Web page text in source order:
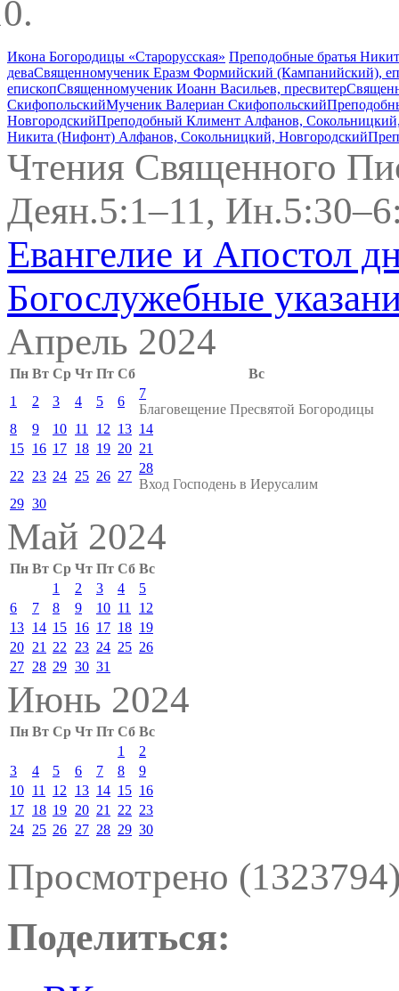
Икона Богородицы «Старорусская» Преподобные братья
деваСвященномученик Еразм Формийский (Кампанийский),
епископСвященномученик Иоанн Васильев, пресвитер
СкифопольскийМученик Валериан Скифопольский
НовгородскийПреподобный Климент Алфанов,
Никита (Нифонт) Алфанов, Сокольницкий, Новгородский
Чтения Священного
Деян.5:1–11,
Евангелие и Апостол
Богослужебные
Апрель 2024
Пн Вт Ср Чт Пт Сб
Вс
1
2 3 4 5 6
7
Благовещение Пресвятой Богородицы
8
9 10 11 12 13 14
15 16 17 18 19 20 21
22
23 24 25 26 27
28
Вход Господень в Иерусалим
29 30
Май 2024
Пн Вт Ср Чт Пт Сб Вс
1
2 3 4
5
6
7 8 9 10 11
12
13 14 15 16 17 18 19
20 21 22 23 24 25 26
27 28 29 30 31
Июнь 2024
Пн Вт Ср Чт Пт Сб Вс
1
2
3
4 5 6 7 8
9
10 11 12 13 14 15 16
17 18 19 20 21 22 23
24 25 26 27 28 29 30
Просмотрено
Поделиться: